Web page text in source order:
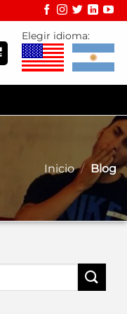
Elegir idioma:
Inicio / Blog